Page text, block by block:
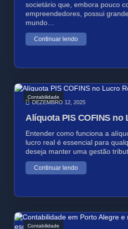
societário que, embora pouco
empreendedores, possui
mundo…
Continuar lendo
Contabilidade
DEZEMBRO 12, 2025
Alíquota PIS COFINS no
Entender como funciona a
lucro real é essencial para
deseja manter uma gestão
Continuar lendo
Contabilidade